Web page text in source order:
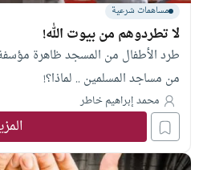
مساهمات شرعية
لا تطردوهم من بيوت الله!
طرد الأطفال من المسجد ظاهرة
من مساجد المسلمين .. لماذا؟!
محمد إبراهيم خاطر